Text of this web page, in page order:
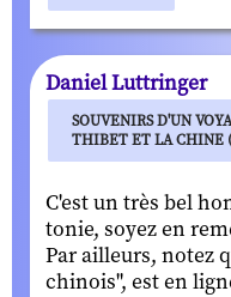
Daniel Luttringer
SOUVENIRS D'UN
THIBET ET LA CHINE
C'est un très bel
tonie, soyez en
Par ailleurs, notez
chinois", est en